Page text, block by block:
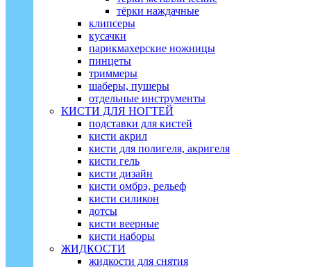
тёрки наждачные
клипсеры
кусачки
парикмахерские ножницы
пинцеты
триммеры
шаберы, пушеры
отдельные инструменты
КИСТИ ДЛЯ НОГТЕЙ
подставки для кистей
кисти акрил
кисти для полигеля, акригеля
кисти гель
кисти дизайн
кисти омбрэ, рельеф
кисти силикон
дотсы
кисти веерные
кисти наборы
ЖИДКОСТИ
жидкости для снятия